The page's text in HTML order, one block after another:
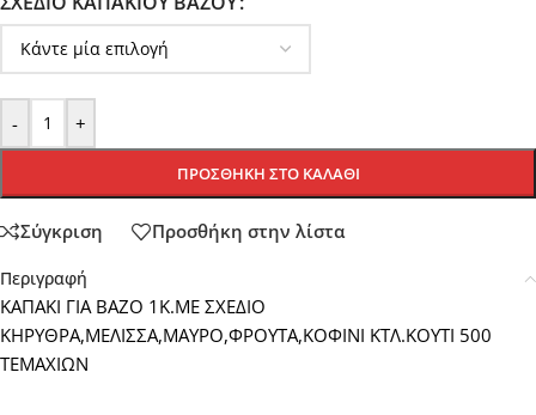
- +
ΠΡΟΣΘΉΚΗ ΣΤΟ ΚΑΛΆΘΙ
Σύγκριση Προσθήκη στην λίστα
Περιγραφή
ΚΑΠΑΚΙ ΓΙΑ ΒΑΖΟ 1Κ.ΜΕ ΣΧΕΔΙΟ
ΚΗΡΥΘΡΑ,ΜΕΛΙΣΣΑ,ΜΑΥΡΟ,ΦΡΟΥΤΑ,ΚΟΦΙΝΙ ΚΤΛ.KOYTI 500
ΤΕΜΑΧΙΩΝ